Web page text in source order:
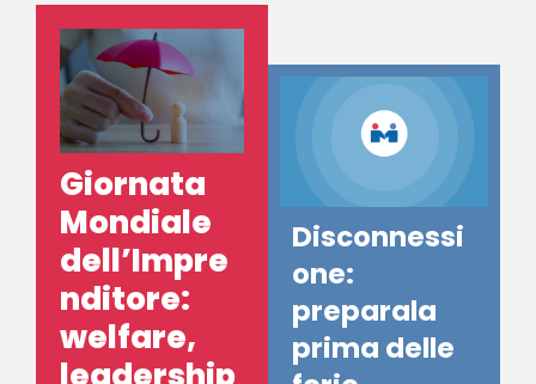
Giornata
Mondiale
dell’Impre
nditore:
welfare,
Disconnessi
one:
preparala
prima delle